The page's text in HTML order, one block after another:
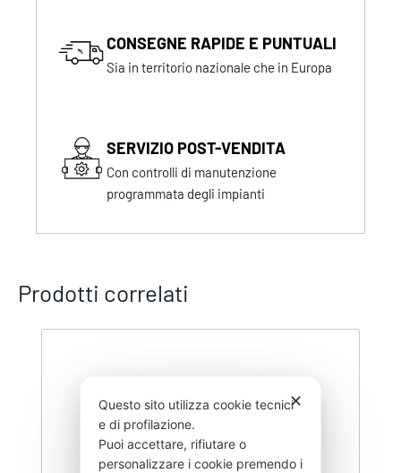
CONSEGNE RAPIDE E PUNTUALI
Sia in territorio nazionale che in Europa
SERVIZIO POST-VENDITA
Con controlli di manutenzione
programmata degli impianti
Prodotti correlati
✕
Questo sito utilizza cookie tecnici
e di profilazione.
Puoi accettare, rifiutare o
personalizzare i cookie premendo i